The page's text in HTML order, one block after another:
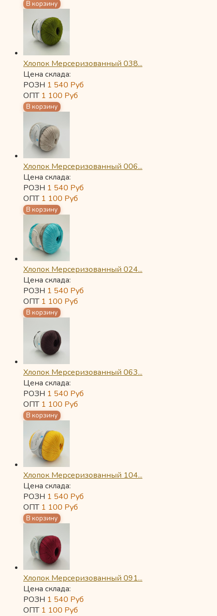
Хлопок Мерсеризованный 038...
Цена склада:
РОЗН 1 540 Руб
ОПТ 1 100 Руб
Хлопок Мерсеризованный 006...
Цена склада:
РОЗН 1 540 Руб
ОПТ 1 100 Руб
Хлопок Мерсеризованный 024...
Цена склада:
РОЗН 1 540 Руб
ОПТ 1 100 Руб
Хлопок Мерсеризованный 063...
Цена склада:
РОЗН 1 540 Руб
ОПТ 1 100 Руб
Хлопок Мерсеризованный 104...
Цена склада:
РОЗН 1 540 Руб
ОПТ 1 100 Руб
Хлопок Мерсеризованный 091...
Цена склада:
РОЗН 1 540 Руб
ОПТ 1 100 Руб